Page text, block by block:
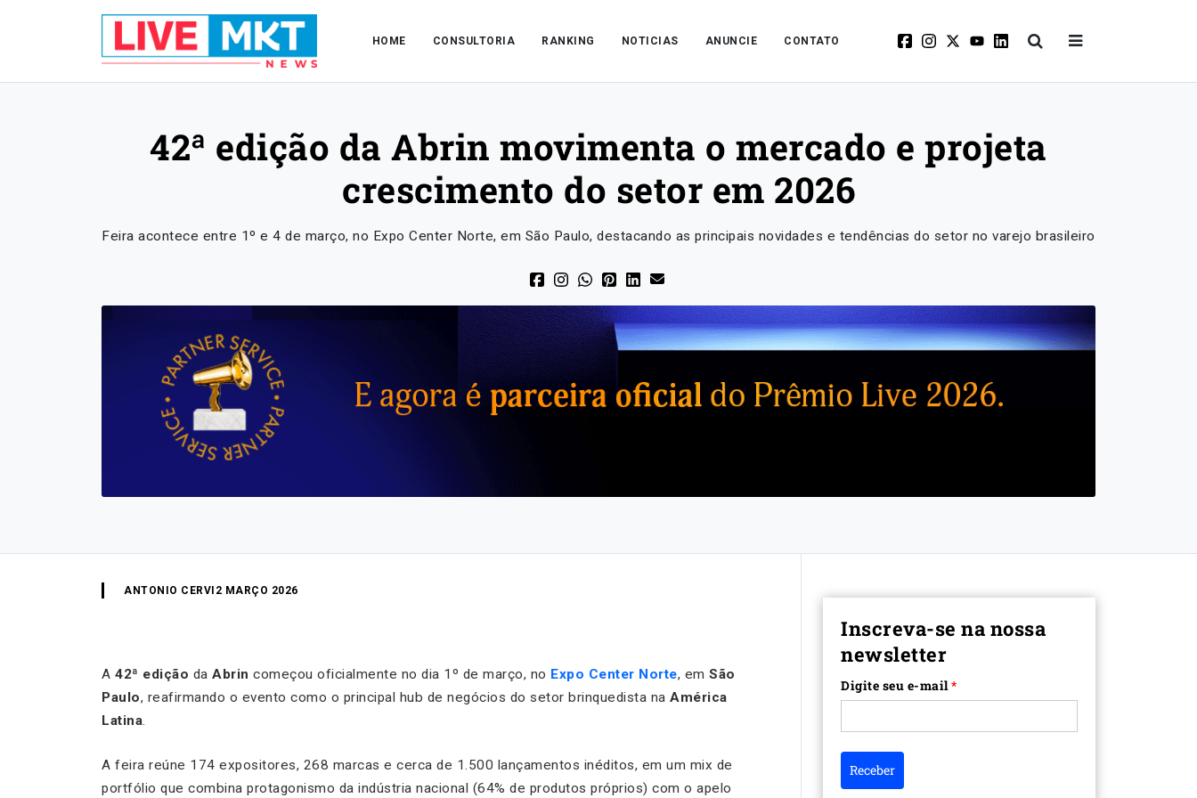
HOME CONSULTORIA RANKING NOTICIAS ANUNCIE CONTATO
42ª edição da Abrin movimenta o mercado e projeta
crescimento do setor em 2026
Feira acontece entre 1º e 4 de março, no Expo Center Norte, em São Paulo, destacando as principais novidades e tendências do setor no varejo brasileiro
ANTONIO CERVI 2 MARÇO 2026
A 42ª edição da Abrin começou oficialmente no dia 1º de março, no Expo Center Norte, em São
Paulo, reafirmando o evento como o principal hub de negócios do setor brinquedista na América
Latina.
A feira reúne 174 expositores, 268 marcas e cerca de 1.500 lançamentos inéditos, em um mix de
portfólio que combina protagonismo da indústria nacional (64% de produtos próprios) com o apelo
Inscreva-se na nossa
newsletter
Digite seu e-mail*
Receber